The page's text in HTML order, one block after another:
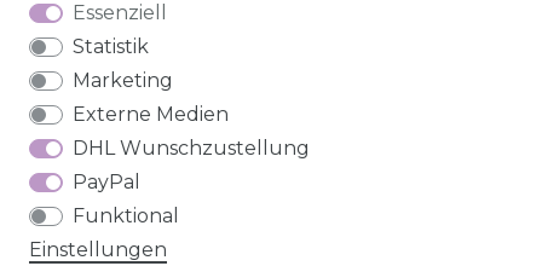
Essenziell
Statistik
Marketing
Externe Medien
DHL Wunschzustellung
PayPal
Funktional
Einstellungen
VERTRAG WIDERRUFEN